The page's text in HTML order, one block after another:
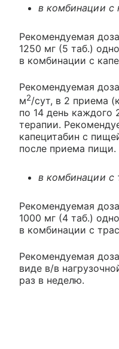
в комбинации с
Рекомендуемая
1250 мг (5 таб.)
в комбинации с
Рекомендуемая
м2/сут, в 2 приема
по 14 день каждого
терапии.
капецитабин с
после приема пищи.
в комбинации с
Рекомендуемая
1000 мг (4 таб.)
в комбинации с
Рекомендуемая
виде в/в
раз в неделю.